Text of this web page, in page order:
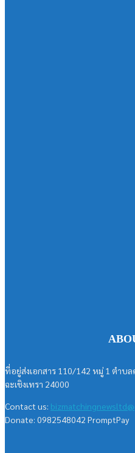
ที่อยู่ส่งเอกสาร 110/142 หมู่ 1 ตำบล
ฉะเชิงเทรา 24000
Contact us:
Donate: 0982548042 PromptPay